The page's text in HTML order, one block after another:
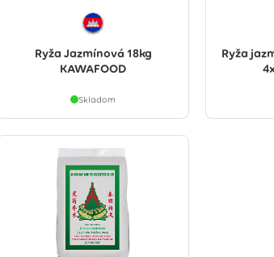
Ryža Jazmínová 18kg
KAWAFOOD
Skladom
Ryža